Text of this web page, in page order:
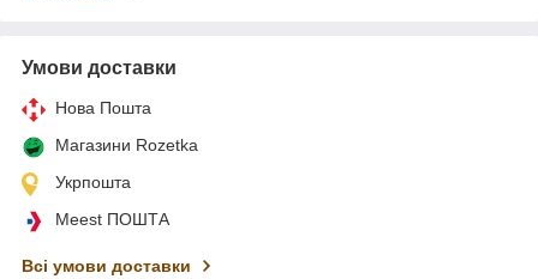
Умови доставки
Нова Пошта
Магазини Rozetka
Укрпошта
Meest ПОШТА
Всі умови доставки